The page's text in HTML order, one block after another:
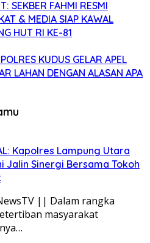
SEKBER FAHMI RESMI
& MEDIA SIAP KAWAL
HUT RI KE-81
KUDUS GELAR APEL
LAHAN DENGAN ALASAN APA
Kapolres Lampung Utara
Jalin Sinergi Bersama Tokoh
|| Dalam rangka
masyarakat